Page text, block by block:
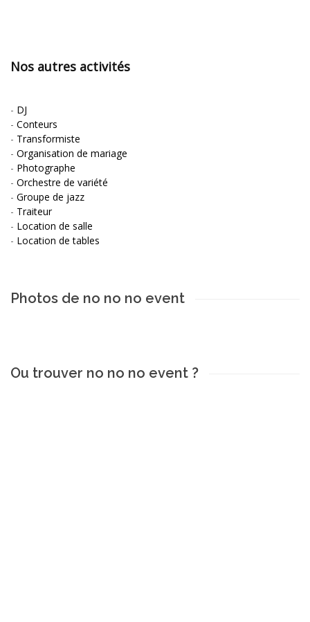
Nos autres activités
- DJ
- Conteurs
- Transformiste
- Organisation de mariage
- Photographe
- Orchestre de variété
- Groupe de jazz
- Traiteur
- Location de salle
- Location de tables
Photos de no no no event
Ou trouver no no no event ?